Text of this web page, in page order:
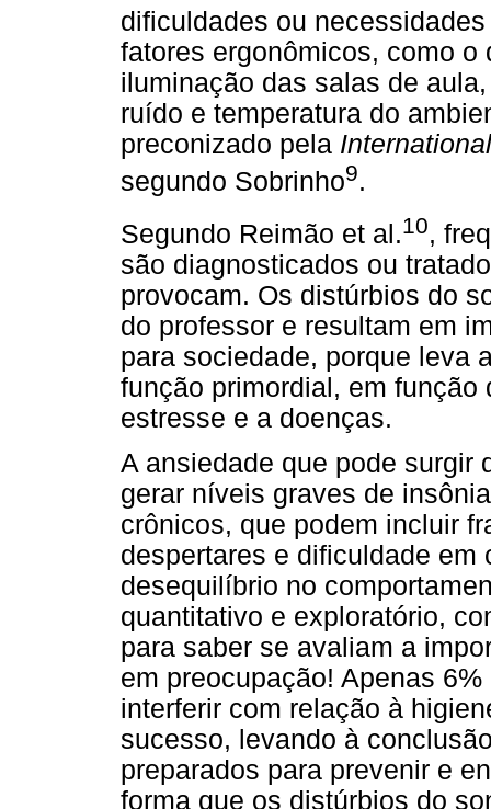
dificuldades ou
fatores ergonômicos, como
iluminação das salas de
ruído e temperatura do
preconizado pela
segundo Sobrinho9.
Segundo Reimão et al.10,
são diagnosticados ou
provocam. Os distúrbios do
do professor e resultam em
para sociedade, porque leva
função primordial, em
estresse e a doenças.
A ansiedade que pode surgir
gerar níveis graves de
crônicos, que podem incluir
despertares e dificuldade em
desequilíbrio no
quantitativo e exploratório,
para saber se avaliam a
em preocupação! Apenas
interferir com relação à
sucesso, levando à
preparados para prevenir e
forma que os distúrbios do